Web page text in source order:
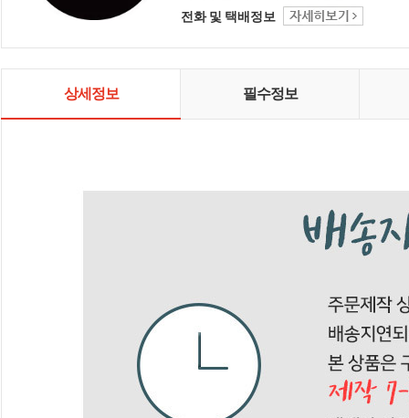
전화 및 택배정보
상세정보 필수정보